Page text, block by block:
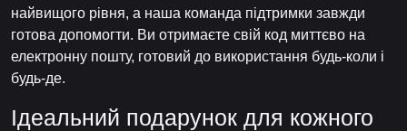
найвищого рівня, а наша команда підтримки завжди
готова допомогти. Ви отримаєте свій код миттєво на
електронну пошту, готовий до використання будь-коли і
будь-де.
Ідеальний подарунок для кожного